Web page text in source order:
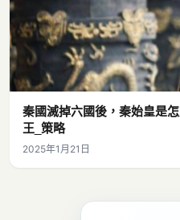
秦國滅掉六國後，秦始皇是
王_策略
2025年1月21日